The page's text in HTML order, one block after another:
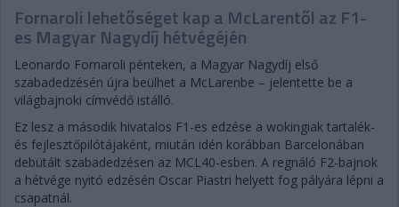
Fornaroli lehetőséget kap a McLarentől az F1-
es Magyar Nagydíj hétvégéjén
Leonardo Fornaroli pénteken, a Magyar Nagydíj első
szabadedzésén újra beülhet a McLarenbe – jelentette be a
világbajnoki címvédő istálló.
Ez lesz a második hivatalos F1-es edzése a wokingiak tartalék-
és fejlesztőpilótájaként, miután idén korábban Barcelonában
debütált szabadedzésen az MCL40-esben. A regnáló F2-bajnok
a hétvége nyitó edzésén Oscar Piastri helyett fog pályára lépni a
csapatnál.